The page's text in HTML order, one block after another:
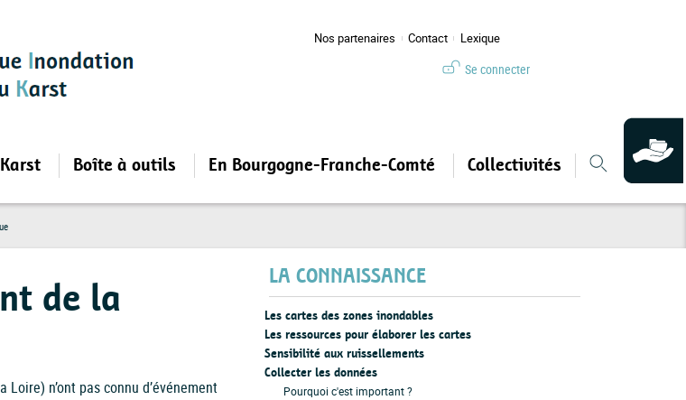
Nos partenaires Contact Lexique
Se connecter
Karst Boîte à outils En Bourgogne-Franche-Comté Collectivités
de la
n’ont pas connu d’événement
LA CONNAISSANCE
Les cartes des zones inondables
Les ressources pour élaborer les cartes
Sensibilité aux ruissellements
Collecter les données
Pourquoi c'est important ?